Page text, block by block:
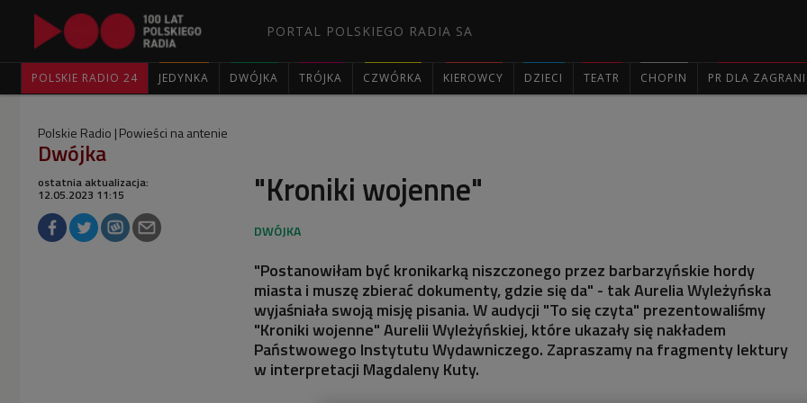
PORTAL POLSKIEGO RADIA SA
POLSKIE RADIO 24 JEDYNKA DWÓJKA TRÓJKA CZWÓRKA KIEROWCY DZIECI TEATR CHOPIN PR DLA
Polskie Radio Powieści na antenie
Dwójka
"Kroniki wojenne"
ostatnia aktualizacja:
12.05.2023 11:15
"Postanowiłam być kronikarką niszczonego przez barbarzyńskie hordy
miasta i muszę zbierać dokumenty, gdzie się da" - tak Aurelia Wyleżyńska
wyjaśniała swoją misję pisania. W audycji "To się czyta" prezentowaliśmy
"Kroniki wojenne" Aurelii Wyleżyńskiej, które ukazały się nakładem
Państwowego Instytutu Wydawniczego. Zapraszamy na fragmenty lektury
w interpretacji Magdaleny Kuty.